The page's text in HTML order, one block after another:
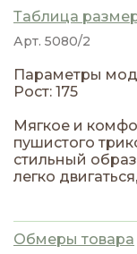
Таблица
Арт. 5080/2
Параметры
Рост: 175
Мягкое и
пушистого
стильный
легко
придаёт
повседневных
домашних
Обмеры товара